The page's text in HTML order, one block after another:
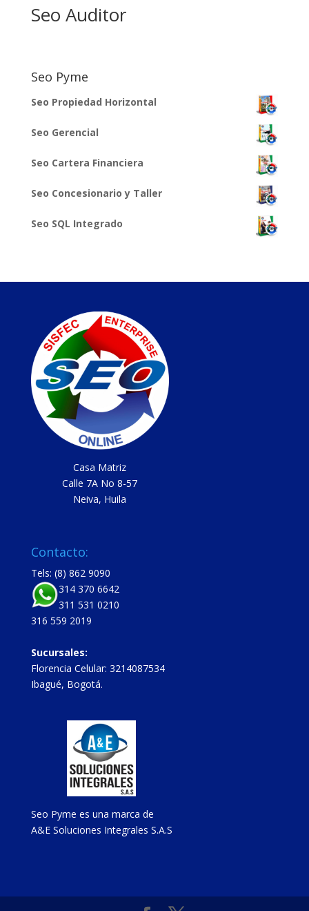
Seo Auditor
Seo Pyme
Seo Propiedad Horizontal
Seo Gerencial
Seo Cartera Financiera
Seo Concesionario y Taller
Seo SQL Integrado
Casa Matriz
Calle 7A No 8-57
Neiva, Huila
Contacto:
Tels: (8) 862 9090
314 370 6642
311 531 0210
316 559 2019
Sucursales:
Florencia Celular: 3214087534
Ibagué, Bogotá.
Seo Pyme es una marca de
A&E Soluciones Integrales S.A.S